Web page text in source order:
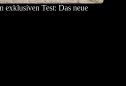
exklusiven Test: Das neue